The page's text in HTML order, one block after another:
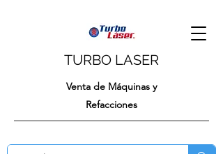
TURBO LASER
Venta de Máquinas y
Refacciones